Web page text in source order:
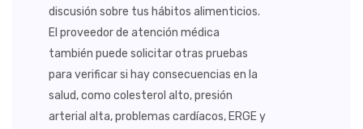
discusión sobre tus hábitos alimenticios.
El proveedor de atención médica
también puede solicitar otras pruebas
para verificar si hay consecuencias en la
salud, como colesterol alto, presión
arterial alta, problemas cardíacos, ERGE y